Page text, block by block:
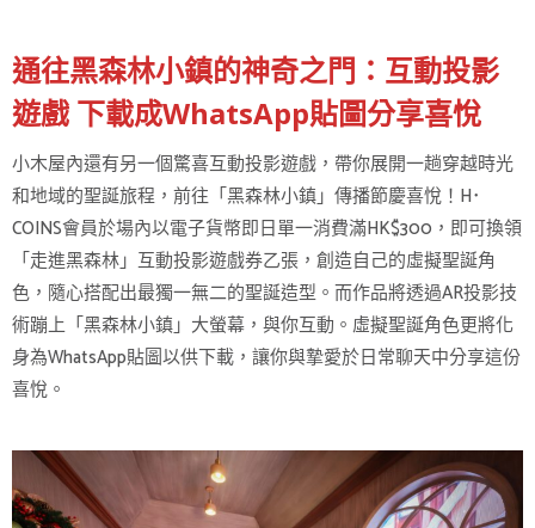
通往黑森林小鎮的神奇之門：互動投影
遊戲 下載成WhatsApp貼圖分享喜悅
小木屋內還有另一個驚喜互動投影遊戲，帶你展開一趟穿越時光
和地域的聖誕旅程，前往「黑森林小鎮」傳播節慶喜悅！H･
COINS會員於場內以電子貨幣即日單一消費滿HK$300，即可換領
「走進黑森林」互動投影遊戲券乙張，創造自己的虛擬聖誕角
色，隨心搭配出最獨一無二的聖誕造型。而作品將透過AR投影技
術蹦上「黑森林小鎮」大螢幕，與你互動。虛擬聖誕角色更將化
身為WhatsApp貼圖以供下載，讓你與摯愛於日常聊天中分享這份
喜悅。